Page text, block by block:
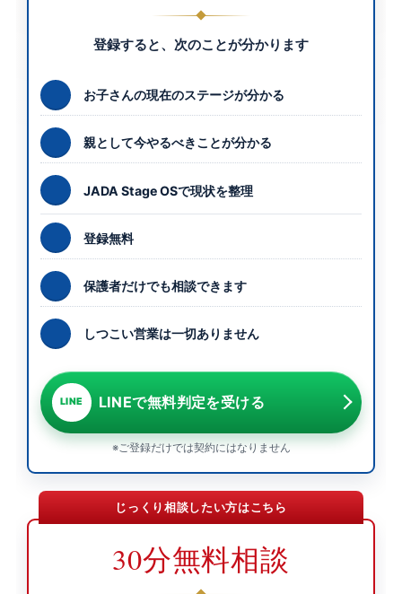
登録すると、次のことが分かります
お子さんの現在のステージが分かる
親として今やるべきことが分かる
JADA Stage OSで現状を整理
登録無料
保護者だけでも相談できます
しつこい営業は一切ありません
LINE LINEで無料判定を受ける
※ご登録だけでは契約にはなりません
じっくり相談したい方はこちら
30分無料相談